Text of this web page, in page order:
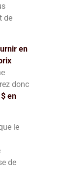
de
en
donc
en
le
de